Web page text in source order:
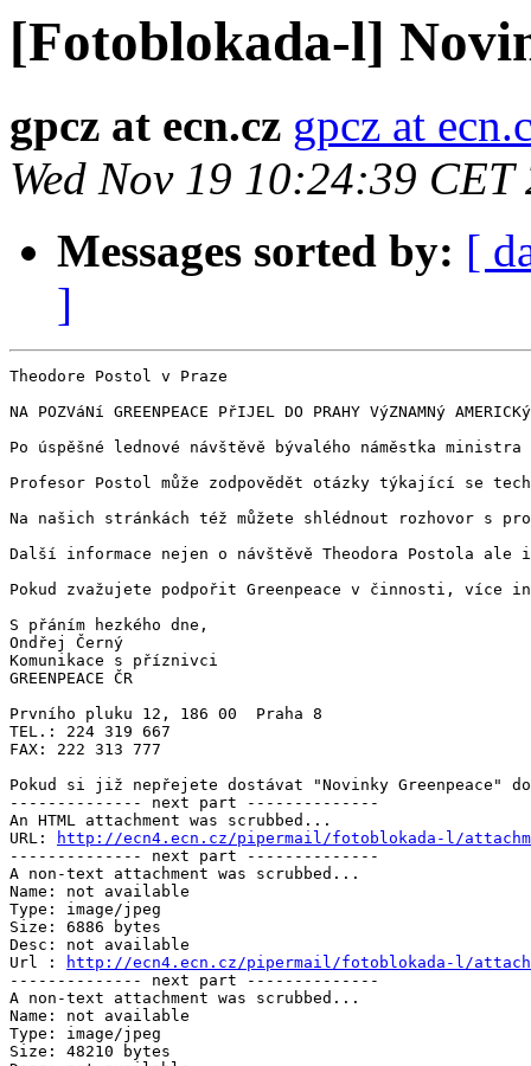
[Fotoblokada-l]
gpcz at ecn.cz gpcz at
Wed Nov 19 10:24:39 CET
Messages sorted by: [
]
Theodore Postol v Praze
NA POZVáNí GREENPEACE PřIJEL DO PRAHY VýZNAMNý
Po úspěšné lednové návštěvě bývalého náměstka
Profesor Postol může zodpovědět otázky týkající se
Na našich stránkách též můžete shlédnout rozhovor
Další informace nejen o návštěvě Theodora Postola ale i
Pokud zvažujete podpořit Greenpeace v činnosti, více
S přáním hezkého dne,
Ondřej Černý
Komunikace s příznivci
GREENPEACE ČR
Prvního pluku 12, 186 00  Praha 8
TEL.: 224 319 667
FAX: 222 313 777
Pokud si již nepřejete dostávat "Novinky Greenpeace"
-------------- next part --------------
An HTML attachment was scrubbed...
URL:
http://ecn4.ecn.cz/pipermail/fotoblokada-l/
-------------- next part --------------
A non-text attachment was scrubbed...
Name: not available
Type: image/jpeg
Size: 6886 bytes
Desc: not available
Url :
http://ecn4.ecn.cz/pipermail/fotoblokada-l/
-------------- next part --------------
A non-text attachment was scrubbed...
Name: not available
Type: image/jpeg
Size: 48210 bytes